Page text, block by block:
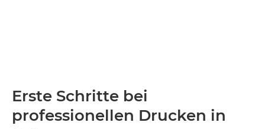
Erste Schritte bei
professionellen Drucken in